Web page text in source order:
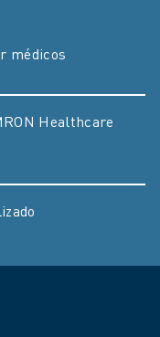
médicos
Healthcare